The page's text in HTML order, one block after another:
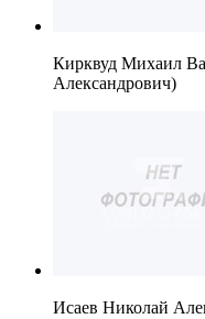
Кирквуд Михаил
Александрович)
Исаев Николай